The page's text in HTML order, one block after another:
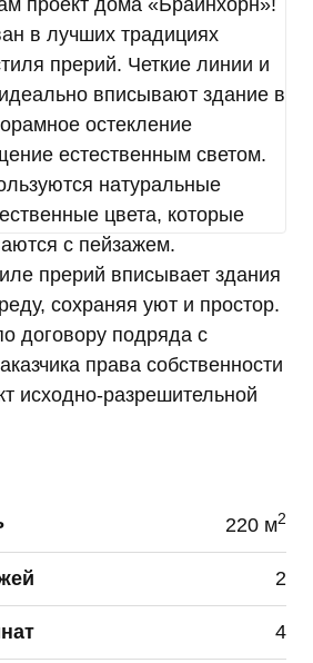
проект дома «Брайнхорн»!
в лучших традициях
прерий. Четкие линии и
вписывают здание в
остекление
естественным светом.
натуральные
цвета, которые
с пейзажем.
прерий вписывает здания
сохраняя уют и простор.
договору подряда с
права собственности
исходно-разрешительной
220 м2
2
4
Оператором
в соответствии с п. 3 ст. 3
от 27.07.2006 г. № 152-ФЗ
В ходе обработки с
будут совершены
сбор; запись;
хранение;
изменение);
удаление;
том числе на возможные
информационных рассылок,
мероприятиях,
и акциях
и e-mail).
данных третьим лицам
основании законодательства
данных.
быть отозвано по моему
или его представителю